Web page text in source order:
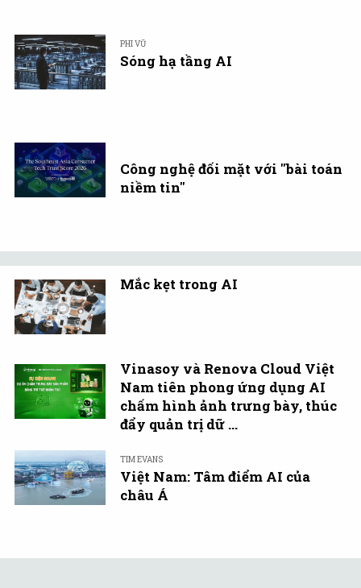
PHI VŨ
Sóng hạ tầng AI
Công nghệ đối mặt với "bài toán
niềm tin"
Mắc kẹt trong AI
Vinasoy và Renova Cloud Việt
Nam tiên phong ứng dụng AI
chấm hình ảnh trưng bày, thúc
đẩy quản trị dữ ...
TIM EVANS
Việt Nam: Tâm điểm AI của
châu Á